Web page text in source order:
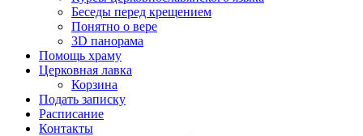
Беседы перед крещением
Понятно о вере
3D панорама
Помощь храму
Церковная лавка
Корзина
Подать записку
Расписание
Контакты